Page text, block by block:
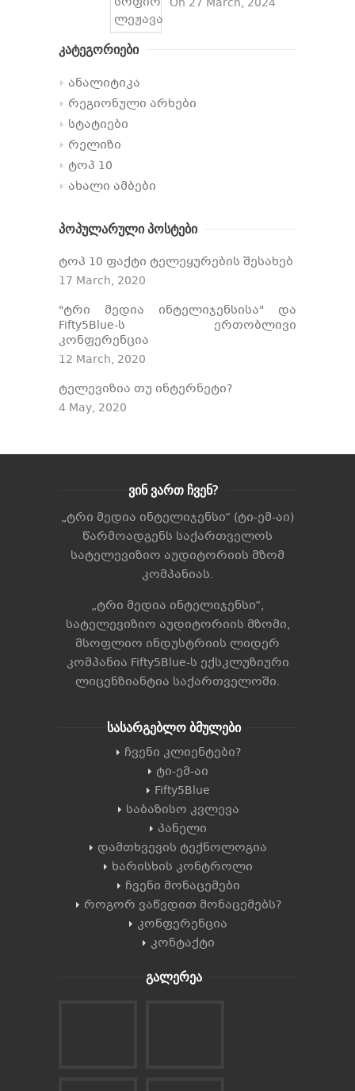
კატეგორიები
ანალიტიკა
რეგიონული არხები
სტატიები
რელიზი
ტოპ 10
ახალი ამბები
პოპულარული პოსტები
ტოპ 10 ფაქტი ტელეყურების შესახებ
17 March, 2020
"ტრი მედია ინტელიჯენსისა" და
Fifty5Blue-ს ერთობლივი
კონფერენცია
12 March, 2020
ტელევიზია თუ ინტერნეტი?
4 May, 2020
ვინ ვართ ჩვენ?
„ტრი მედია ინტელიჯენსი“ (ტი-ემ-აი)
წარმოადგენს საქართველოს
სატელევიზიო აუდიტორიის მზომ
კომპანიას.
„ტრი მედია ინტელიჯენსი“,
სატელევიზიო აუდიტორიის მზომი,
მსოფლიო ინდუსტრიის ლიდერ
კომპანია Fifty5Blue-ს ექსკლუზიური
ლიცენზიანტია საქართველოში.
სასარგებლო ბმულები
ჩვენი კლიენტები?
ტი-ემ-აი
Fifty5Blue
საბაზისო კვლევა
პანელი
დამთხვევის ტექნოლოგია
ხარისხის კონტროლი
ჩვენი მონაცემები
როგორ ვაწვდით მონაცემებს?
კონფერენცია
კონტაქტი
გალერეა